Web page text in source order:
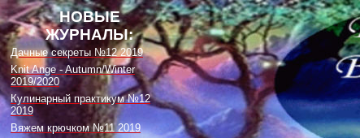
НОВЫЕ
ЖУРНАЛЫ:
Дачные секреты №12 2019
Knit Ange - Autumn/Winter
2019/2020
Кулинарный практикум №12
2019
Вяжем крючком №11 2019